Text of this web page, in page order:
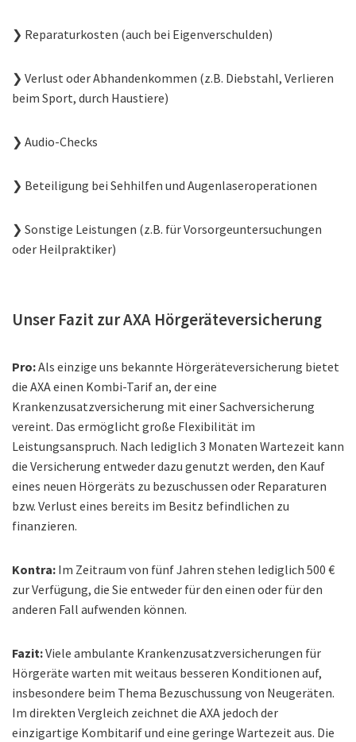
❯ Reparaturkosten (auch bei Eigenverschulden)
❯ Verlust oder Abhandenkommen (z.B. Diebstahl, Verlieren
beim Sport, durch Haustiere)
❯ Audio-Checks
❯ Beteiligung bei Sehhilfen und Augenlaseroperationen
❯ Sonstige Leistungen (z.B. für Vorsorgeuntersuchungen
oder Heilpraktiker)
Unser Fazit zur AXA Hörgeräteversicherung
Pro:Als einzige uns bekannte Hörgeräteversicherung bietet
die AXA einen Kombi-Tarif an, der eine
Krankenzusatzversicherung mit einer Sachversicherung
vereint. Das ermöglicht große Flexibilität im
Leistungsanspruch. Nach lediglich 3 Monaten Wartezeit kann
die Versicherung entweder dazu genutzt werden, den Kauf
eines neuen Hörgeräts zu bezuschussen oder Reparaturen
bzw. Verlust eines bereits im Besitz befindlichen zu
finanzieren.
Kontra: Im Zeitraum von fünf Jahren stehen lediglich 500 €
zur Verfügung, die Sie entweder für den einen oder für den
anderen Fall aufwenden können.
Fazit:Viele ambulante Krankenzusatzversicherungen für
Hörgeräte warten mit weitaus besseren Konditionen auf,
insbesondere beim Thema Bezuschussung von Neugeräten.
Im direkten Vergleich zeichnet die AXA jedoch der
einzigartige Kombitarif und eine geringe Wartezeit aus. Die